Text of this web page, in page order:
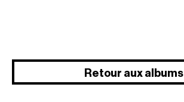
Retour aux albums